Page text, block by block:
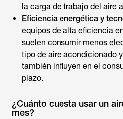
la carga de trabajo del aire
Eficiencia energética y
equipos de alta eficiencia
suelen consumir menos
tipo de aire acondicionado
también influyen en el
plazo.
¿Cuánto cuesta usar un
mes?